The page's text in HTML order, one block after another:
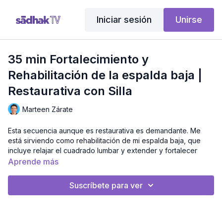
Iniciar sesión Unirse
35 min Fortalecimiento y
Rehabilitación de la espalda baja |
Restaurativa con Silla
Marteen Zárate
Esta secuencia aunque es restaurativa es demandante. Me
está sirviendo como rehabilitación de mi espalda baja, que
incluye relajar el cuadrado lumbar y extender y fortalecer
psoas, flexores de la cadera, abductores y aductores.
luego los ejercicios con silla son más demandantes. Cada
posición es de 1 minuto o a tolerancia, podrás incrementar el
Aprende más
Suscríbete para ver